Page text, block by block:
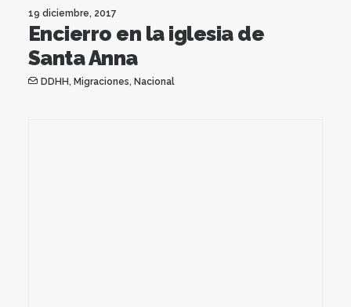
19 diciembre, 2017
Encierro en la iglesia de
Santa Anna
DDHH, Migraciones, Nacional